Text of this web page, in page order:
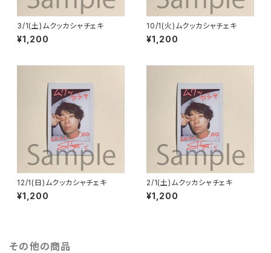
3/1(土)ムクッカシャチェキ
¥1,200
10/1(火)ムクッカシャチェキ
¥1,200
12/1(日)ムクッカシャチェキ
¥1,200
2/1(土)ムクッカシャチェキ
¥1,200
その他の商品